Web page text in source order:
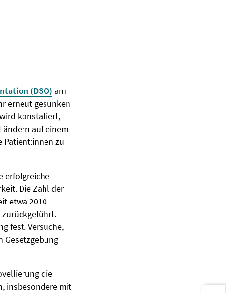
(DSO) am
erneut gesunken
konstatiert,
auf einem
Patient:innen zu
erfolgreiche
Die Zahl der
etwa 2010
zurückgeführt.
fest. Versuche,
Gesetzgebung
die
insbesondere mit